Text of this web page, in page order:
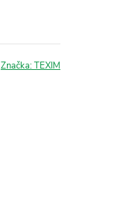
Značka:TEXIM